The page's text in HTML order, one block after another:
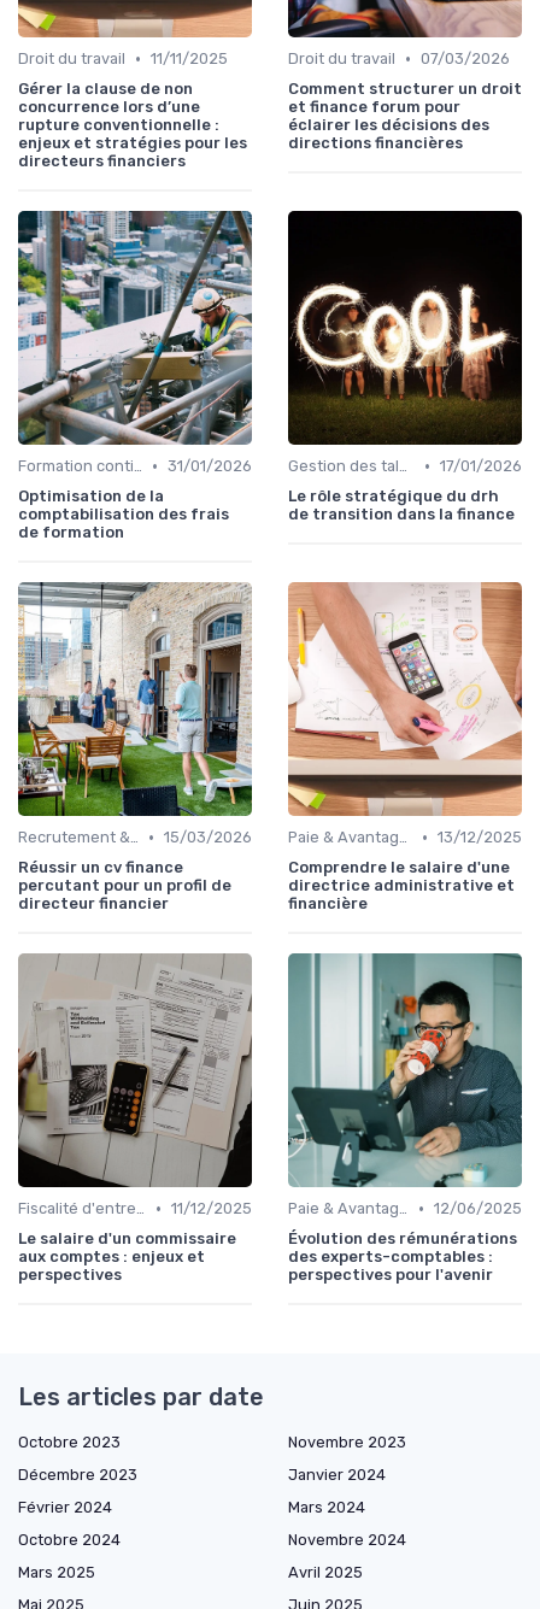
Droit du travail • 11/11/2025
Gérer la clause de non
concurrence lors d’une
rupture conventionnelle :
enjeux et stratégies pour les
directeurs financiers
Droit du travail • 07/03/2026
Comment structurer un droit
et finance forum pour
éclairer les décisions des
directions financières
Formation continue • 31/01/2026
Optimisation de la
comptabilisation des frais
de formation
Gestion des talents • 17/01/2026
Le rôle stratégique du drh
de transition dans la finance
Recrutement & Intégration • 15/03/2026
Réussir un cv finance
percutant pour un profil de
directeur financier
Paie & Avantages • 13/12/2025
Comprendre le salaire d'une
directrice administrative et
financière
Fiscalité d'entreprise • 11/12/2025
Le salaire d'un commissaire
aux comptes : enjeux et
perspectives
Paie & Avantages • 12/06/2025
Évolution des rémunérations
des experts-comptables :
perspectives pour l'avenir
Les articles par date
Octobre 2023
Novembre 2023
Décembre 2023
Janvier 2024
Février 2024
Mars 2024
Octobre 2024
Novembre 2024
Mars 2025
Avril 2025
Mai 2025
Juin 2025